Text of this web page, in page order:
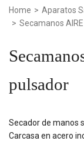
Home > Aparatos
> Secamanos
pulsador
Secador de manos
Carcasa en acero